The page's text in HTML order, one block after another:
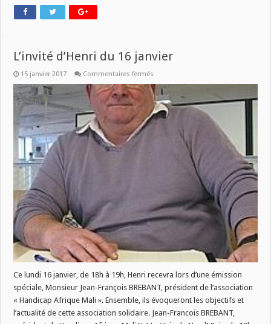
L’invité d’Henri du 16 janvier
15 janvier 2017 Commentaires fermés
d’Henri
du
16
janvier
Ce lundi 16 janvier, de 18h à 19h, Henri recevra lors d’une émission
spéciale, Monsieur Jean-François BREBANT, président de l’association
« Handicap Afrique Mali ». Ensemble, ils évoqueront les objectifs et
l’actualité de cette association solidaire. Jean-Francois BREBANT,